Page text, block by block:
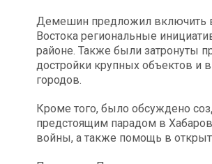
Демешин предложил включить в
Востока региональные
районе. Также были затронуты
достройки крупных объектов и
городов.
Кроме того, было обсуждено
предстоящим парадом в
войны, а также помощь в